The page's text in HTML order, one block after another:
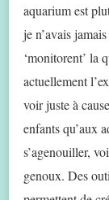
aquarium est
je n’avais
‘monitorent’ la
actuellement
voir juste à
enfants qu’aux
s’agenouiller,
genoux. Des